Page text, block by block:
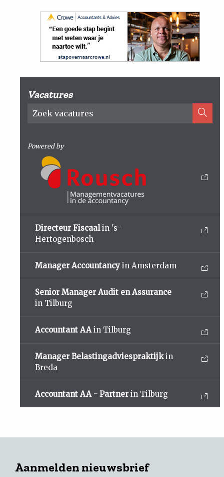
Vacatures
Powered by
Directeur Fiscaalin 's-
Hertogenbosch
Manager Accountancy in Amsterdam
Senior Manager Audit en Assurance
in Tilburg
Accountant AA in Tilburg
Manager Belastingadviespraktijkin
Breda
Accountant AA - Partner in Tilburg
Aanmelden nieuwsbrief